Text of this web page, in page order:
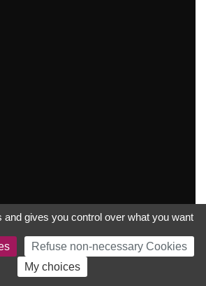
gives you control over what you want
Refuse non-necessary Cookies
My choices